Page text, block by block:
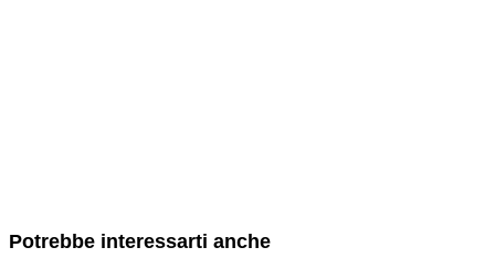
Potrebbe interessarti anche